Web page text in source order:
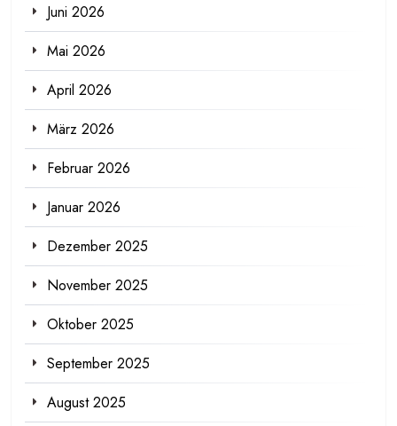
Juni 2026
Mai 2026
April 2026
März 2026
Februar 2026
Januar 2026
Dezember 2025
November 2025
Oktober 2025
September 2025
August 2025